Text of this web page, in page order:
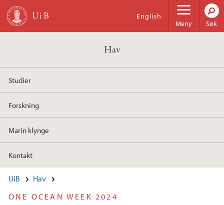
Hopp til hovedinnhold
Meny
English
Søk
Hav
Studier
Forskning
Marin klynge
Kontakt
UiB
Hav
ONE OCEAN WEEK 2024